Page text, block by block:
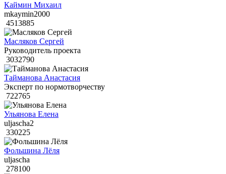
Каймин Михаил
mkaymin2000
4513885
Масляков Сергей
Руководитель проекта
3032790
Тайманова Анастасия
Эксперт по нормотворчеству
722765
Ульянова Елена
uljascha2
330225
Фольшина Лёля
uljascha
278100